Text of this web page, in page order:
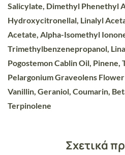
Salicylate, Dimethyl Phenethyl
Hydroxycitronellal, Linalyl
Acetate, Alpha-Isomethyl
Trimethylbenzenepropanol,
Pogostemon Cablin Oil, Pinene,
Pelargonium Graveolens Flower
Vanillin, Geraniol, Coumarin,
Terpinolene
Σχετικά